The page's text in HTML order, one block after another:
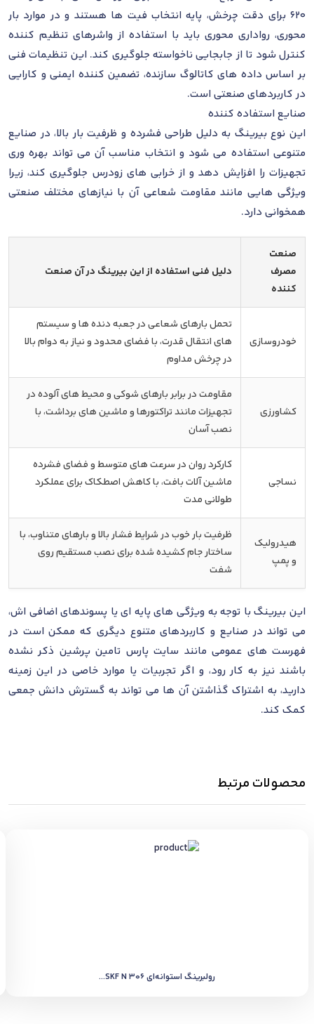
620 برای دقت چرخش، پایه انتخاب فیت ها هستند و در موارد بار
محوری، رواداری محوری باید با استفاده از واشرهای تنظیم کننده
کنترل شود تا از جابجایی ناخواسته جلوگیری کند. این تنظیمات فنی
بر اساس داده های کاتالوگ سازنده، تضمین کننده ایمنی و کارایی
در کاربردهای صنعتی است.
صنایع استفاده کننده
این نوع بیرینگ به دلیل طراحی فشرده و ظرفیت بار بالا، در صنایع
متنوعی استفاده می شود و انتخاب مناسب آن می تواند بهره وری
تجهیزات را افزایش دهد و از خرابی های زودرس جلوگیری کند، زیرا
ویژگی هایی مانند مقاومت شعاعی آن با نیازهای مختلف صنعتی
همخوانی دارد.
صنعت
مصرف
کننده
دلیل فنی استفاده از این بیرینگ در آن صنعت
خودروسازی
تحمل بارهای شعاعی در جعبه دنده ها و سیستم
های انتقال قدرت، با فضای محدود و نیاز به دوام بالا
در چرخش مداوم
کشاورزی
مقاومت در برابر بارهای شوکی و محیط های آلوده در
تجهیزات مانند تراکتورها و ماشین های برداشت، با
نصب آسان
نساجی
کارکرد روان در سرعت های متوسط و فضای فشرده
ماشین آلات بافت، با کاهش اصطکاک برای عملکرد
طولانی مدت
هیدرولیک
و پمپ
ظرفیت بار خوب در شرایط فشار بالا و بارهای متناوب، با
ساختار جام کشیده شده برای نصب مستقیم روی
شفت
این بیرینگ با توجه به ویژگی های پایه ای یا پسوندهای اضافی اش،
می تواند در صنایع و کاربردهای متنوع دیگری که ممکن است در
فهرست های عمومی مانند سایت پارس تامین پرشین ذکر نشده
باشند نیز به کار رود، و اگر تجربیات یا موارد خاصی در این زمینه
دارید، به اشتراک گذاشتن آن ها می تواند به گسترش دانش جمعی
کمک کند.
محصولات مرتبط
رولبرینگ استوانه‌ای SKF N 306...